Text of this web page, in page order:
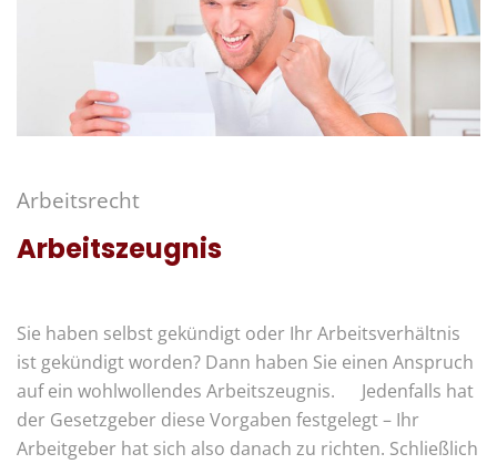
Arbeitsrecht
Arbeitszeugnis
Sie haben selbst gekündigt oder Ihr Arbeitsverhältnis
ist gekündigt worden? Dann haben Sie einen Anspruch
auf ein wohlwollendes Arbeitszeugnis. Jedenfalls hat
der Gesetzgeber diese Vorgaben festgelegt – Ihr
Arbeitgeber hat sich also danach zu richten. Schließlich